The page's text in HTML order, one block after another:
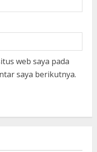
web saya pada
saya berikutnya.